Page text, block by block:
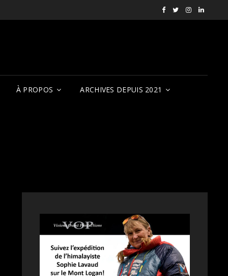
Facebook
X Instagram
VOP
À PROPOS ARCHIVES DEPUIS 2021